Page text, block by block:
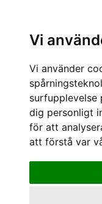
Vi
Vi använder
surfupplevelse
dig personligt
för att
att förstå var
REA REA Väskor
Det